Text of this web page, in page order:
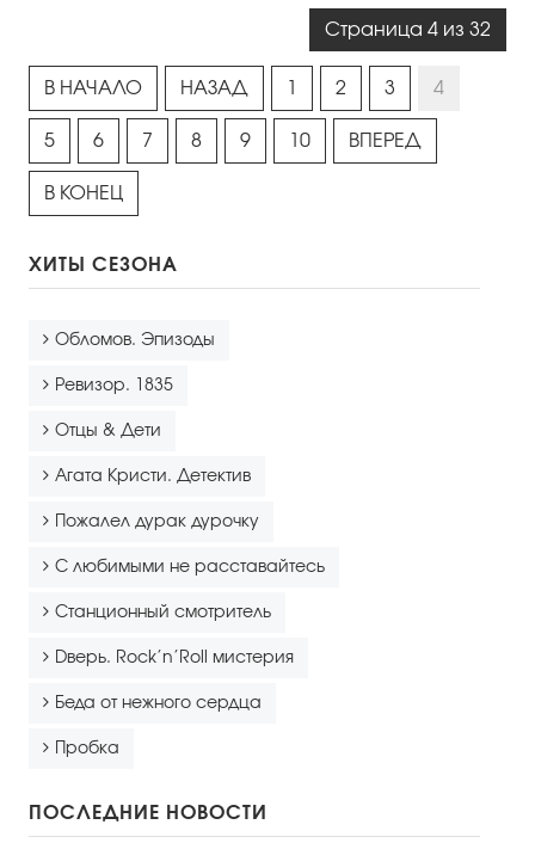
Страница 4 из 32
В НАЧАЛО НАЗАД 2 3 4
5 6 7 8 9 10 ВПЕРЕД
В КОНЕЦ
ХИТЫ СЕЗОНА
Обломов. Эпизоды
Ревизор. 1835
Отцы & Дети
Агата Кристи. Детектив
Пожалел дурак дурочку
С любимыми не расставайтесь
Станционный смотритель
Dверь. Rock’n’Roll мистерия
Беда от нежного сердца
Пробка
ПОСЛЕДНИЕ НОВОСТИ